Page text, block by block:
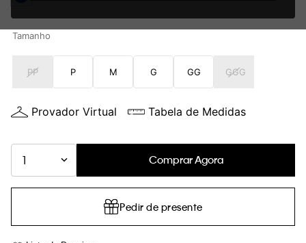
nosso Aviso de Privacidade. Quando você visita nosso site,
consideraremos isso como sua solicitação específica para
loja virtual. Para maiores informações sobre o nosso aviso de
Cookies acesse o link.
Tamanho
PP P M G GG GGG
Provador Virtual Tabela de Medidas
1 Comprar Agora
Pedir de presente